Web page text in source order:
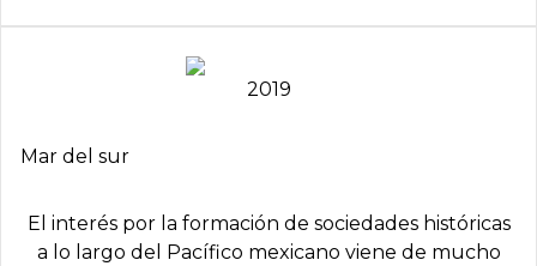
2019
Mar del sur
El interés por la formación de sociedades históricas
a lo largo del Pacífico mexicano viene de mucho